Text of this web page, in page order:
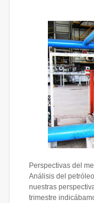
Perspectivas del
Análisis del
nuestras
trimestre